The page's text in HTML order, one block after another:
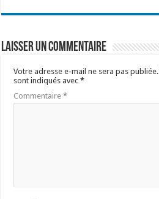
Laisser un commentaire
Votre adresse e-mail ne sera pas publiée.
sont indiqués avec*
Commentaire*